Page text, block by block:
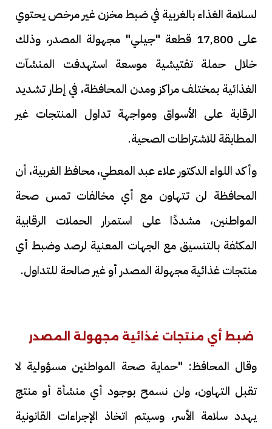
لسلامة الغذاء بالغربية في ضبط مخزن غير مرخص يحتوي
على 17,800 قطعة "جيلي" مجهولة المصدر، وذلك
خلال حملة تفتيشية موسعة استهدفت المنشآت
الغذائية بمختلف مراكز ومدن المحافظة، في إطار تشديد
الرقابة على الأسواق ومواجهة تداول المنتجات غير
المطابقة للاشتراطات الصحية.
وأكد اللواء الدكتور علاء عبد المعطي، محافظ الغربية، أن
المحافظة لن تتهاون مع أي مخالفات تمس صحة
المواطنين، مشددًا على استمرار الحملات الرقابية
المكثفة بالتنسيق مع الجهات المعنية لرصد وضبط أي
منتجات غذائية مجهولة المصدر أو غير صالحة للتداول.
ضبط أي منتجات غذائية مجهولة المصدر
وقال المحافظ: "حماية صحة المواطنين مسؤولية لا
تقبل التهاون، ولن نسمح بوجود أي منشأة أو منتج
يهدد سلامة الأسر، وسيتم اتخاذ الإجراءات القانونية